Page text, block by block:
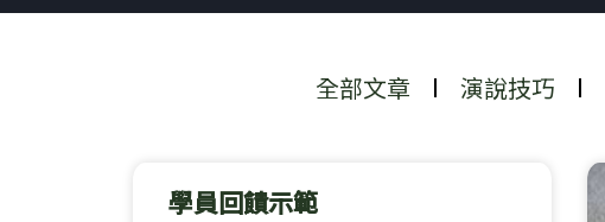
全部文章 演說技巧
學員回饋示範